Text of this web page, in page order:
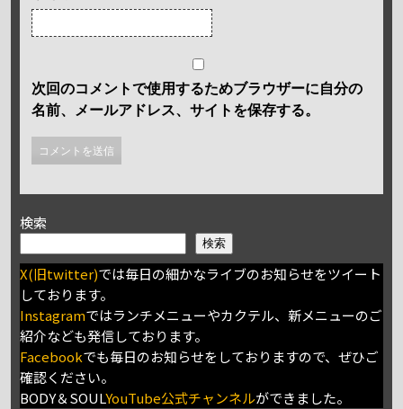
次回のコメントで使用するためブラウザーに自分の
名前、メールアドレス、サイトを保存する。
検索
検索
X(旧twitter)では毎日の細かなライブのお知らせをツイート
しております。
Instagramではランチメニューやカクテル、新メニューのご
紹介なども発信しております。
Facebookでも毎日のお知らせをしておりますので、ぜひご
確認ください。
BODY＆SOULYouTube公式チャンネルができました。